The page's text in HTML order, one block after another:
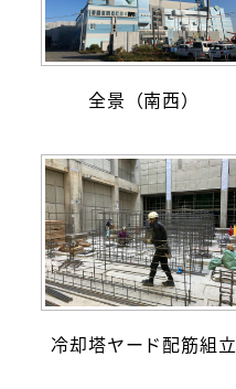
全景（南西）
冷却塔ヤード配筋組立